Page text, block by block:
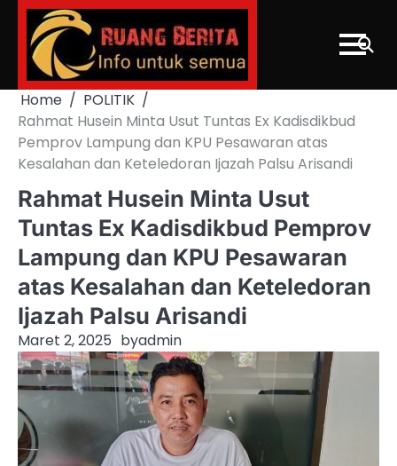
Skip
content
Home
POLITIK
Rahmat Husein Minta Usut Tuntas Ex Kadisdikbud
Pemprov Lampung dan KPU Pesawaran atas
Kesalahan dan Keteledoran Ijazah Palsu Arisandi
Rahmat Husein Minta Usut
Tuntas Ex Kadisdikbud Pemprov
Lampung dan KPU Pesawaran
atas Kesalahan dan Keteledoran
Ijazah Palsu Arisandi
Maret 2, 2025 byadmin